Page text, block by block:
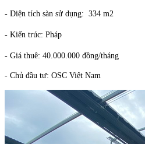
- Diện tích sàn sử dụng: 334 m2
- Kiến trúc: Pháp
- Giá thuê: 40.000.000 đồng/tháng
- Chủ đầu tư: OSC Việt Nam